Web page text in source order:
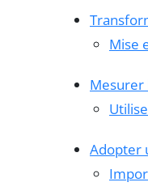
Mise
Mesurer
Adopter